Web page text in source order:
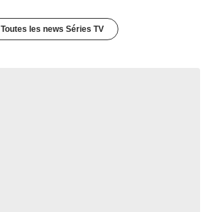
Toutes les news Séries TV